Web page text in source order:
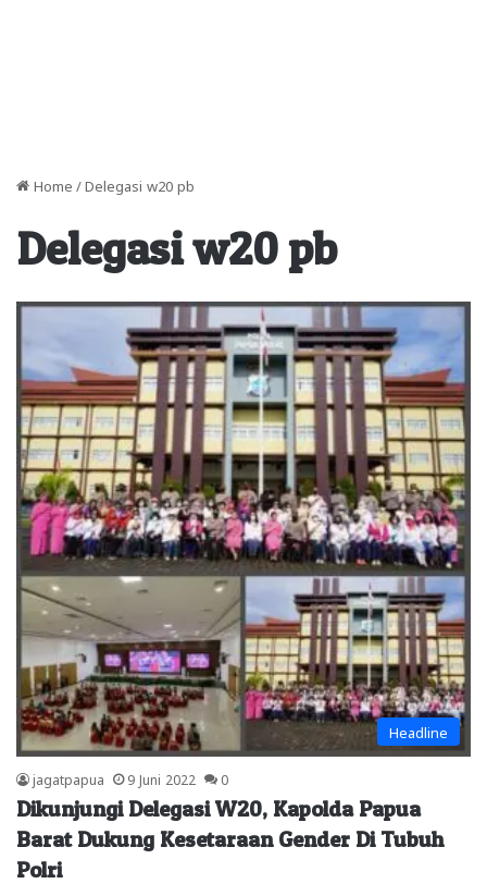
Home / Delegasi w20 pb
Delegasi w20 pb
Headline
jagatpapua 9 Juni 2022 0
Dikunjungi Delegasi W20, Kapolda Papua
Barat Dukung Kesetaraan Gender Di Tubuh
Polri